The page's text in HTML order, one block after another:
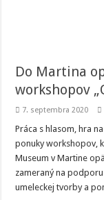
Do Martina
workshopov
7. septembra 2020
Práca s hlasom, hra
ponuky workshopov,
Museum v Martine
zameraný na
umeleckej tvorby a